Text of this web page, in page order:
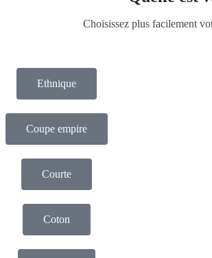
Choisissez plus facilement
Ethnique
Coupe empire
Courte
Coton